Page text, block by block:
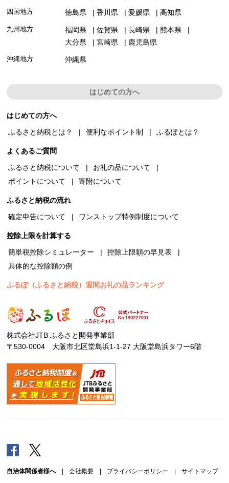
四国地方 徳島県 香川県 愛媛県 高知県
九州地方 福岡県 佐賀県 長崎県
熊本県
大分県
宮崎県 鹿児島県
沖縄地方 沖縄県
はじめての方へ
はじめての方へ
ふるさと納税とは？
便利なポイント制 ふるぽとは？
よくあるご質問
ふるさと納税について
お礼の品について
ポイントについて
寄附について
ふるさと納税の流れ
確定申告について
ワンストップ特例制度について
控除上限を計算する
簡単税控除シミュレーター
控除上限額の早見表
具体的な控除額の例
ふるぽ（ふるさと納税）週間お礼の品ランキング
株式会社JTB ふるさと開発事業部
〒530-0004 大阪市北区堂島浜1-1-27 大阪堂島浜タワー6階
Facebook
自治体関係者様へ| 会社概要 プライバシーポリシー サイトマップ